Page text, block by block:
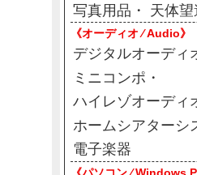
写真用品
天体
《オーディオ ⁄ Audio》
デジタルオーディ
ミニコンポ
ハイレゾオーディ
ホームシアターシ
電子楽器